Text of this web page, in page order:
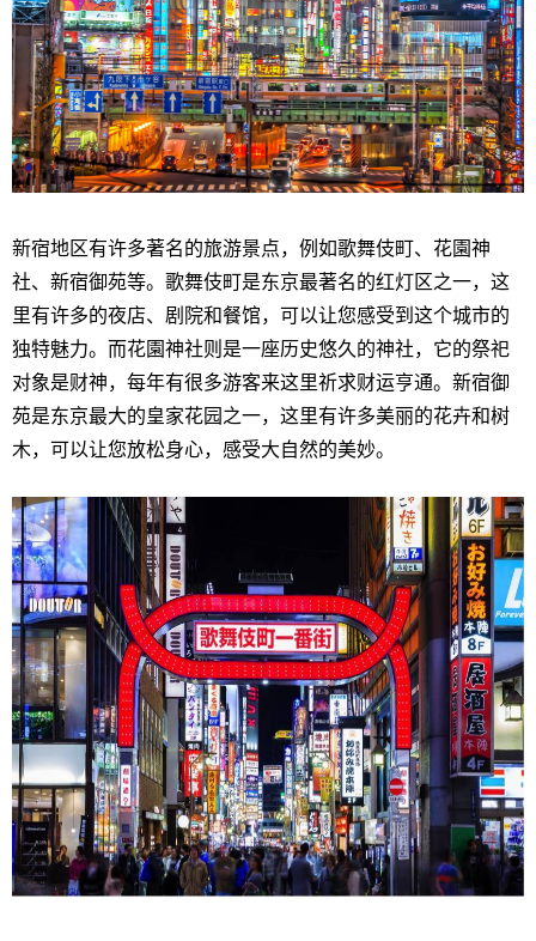
新宿地区有许多著名的旅游景点，例如歌舞伎町、花園神
社、新宿御苑等。歌舞伎町是东京最著名的红灯区之一，这
里有许多的夜店、剧院和餐馆，可以让您感受到这个城市的
独特魅力。而花園神社则是一座历史悠久的神社，它的祭祀
对象是财神，每年有很多游客来这里祈求财运亨通。新宿御
苑是东京最大的皇家花园之一，这里有许多美丽的花卉和树
木，可以让您放松身心，感受大自然的美妙。